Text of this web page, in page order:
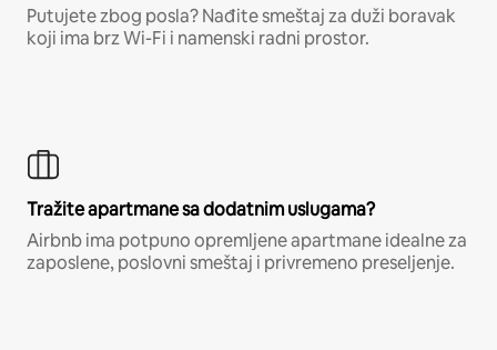
Putujete zbog posla? Nađite smeštaj za duži boravak
koji ima brz Wi-Fi i namenski radni prostor.
Tražite apartmane sa dodatnim uslugama?
Airbnb ima potpuno opremljene apartmane idealne za
zaposlene, poslovni smeštaj i privremeno preseljenje.